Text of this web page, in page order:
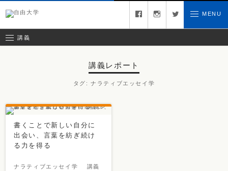
お問い合わせfacebook instagram twitter MENU
講義
講義レポート
タグ:ナラティブエッセイ学
書くことで新しい自分に
出会い、言葉を紡ぎ続け
る力を得る
ナラティブエッセイ学 講義